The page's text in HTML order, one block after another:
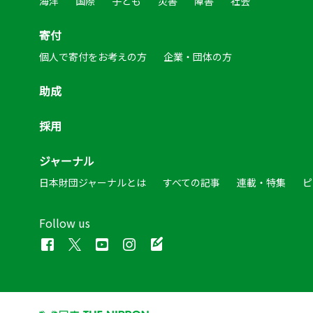
Follow us
寄付
個人で寄付をお考えの方 企業・団体の方
助成
採用
ジャーナル
日本財団ジャーナルとは すべての記事 連載・特集